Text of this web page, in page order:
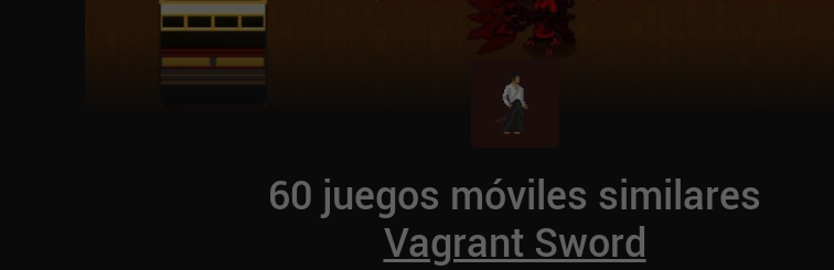
60 juegos móviles similares
Vagrant Sword